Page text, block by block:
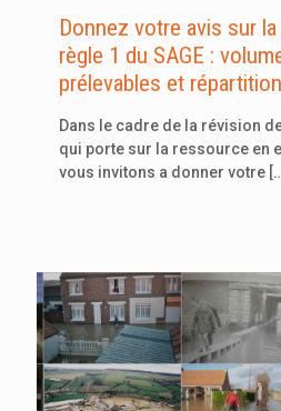
Donnez votre avis sur
règle 1 du SAGE :
prélevables et
Dans le cadre de la révision
qui porte sur la ressource en
vous invitons a donner votre